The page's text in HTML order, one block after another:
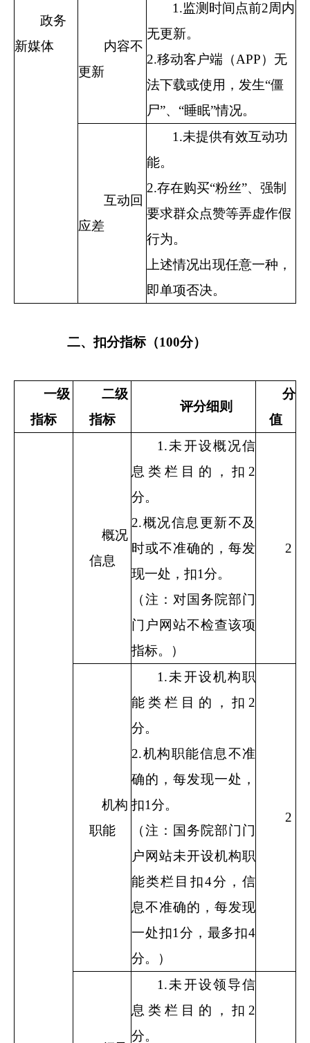
政务
新媒体
内容不
更新
1.监测时间点前2周内
无更新。
2.移动客户端（APP）无
法下载或使用，发生“僵
尸”、“睡眠”情况。
互动回
应差
1.未提供有效互动功
能。
2.存在购买“粉丝”、强制
要求群众点赞等弄虚作假
行为。
上述情况出现任意一种，
即单项否决。
二、扣分指标（100分）
一级
指标
二级
指标
评分细则
分
值
概况
信息
1.未开设概况信
息类栏目的，扣 2
分。
2.概况信息更新不及
时或不准确的，每发
现一处，扣1分。
（注：对国务院部门
门户网站不检查该项
指标。）
2
机构
职能
1.未开设机构职
能类栏目的，扣 2
分。
2.机构职能信息不准
确的，每发现一处，
扣1分。
（注：国务院部门门
户网站未开设机构职
能类栏目扣4分，信
息不准确的，每发现
一处扣1 分，最多扣4
分。）
2
1.未开设领导信
息类栏目的，扣 2
分。